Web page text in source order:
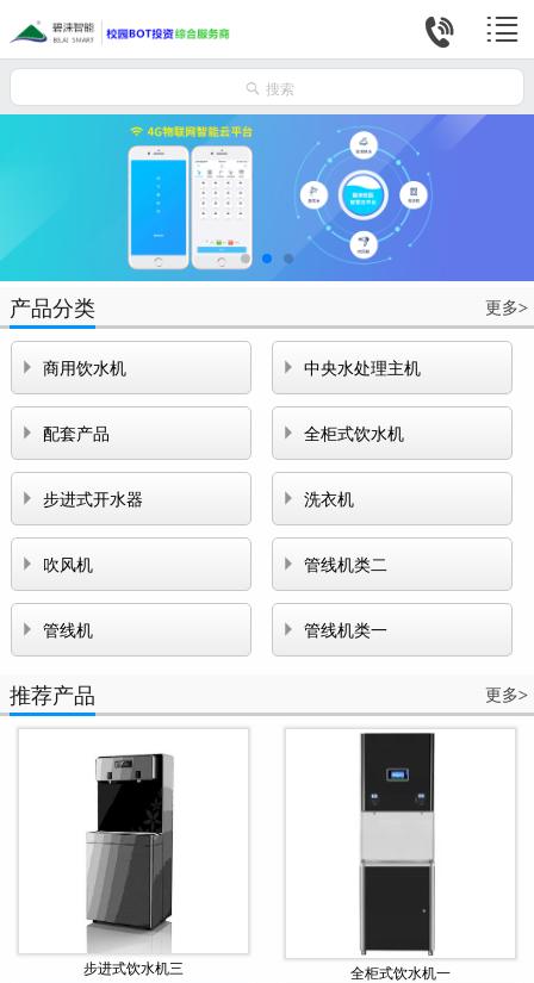


 搜索
产品分类 更多>
 商用饮水机  中央水处理主机
 配套产品  全柜式饮水机
 步进式开水器  洗衣机
 吹风机  管线机类二
 管线机  管线机类一
推荐产品 更多>
步进式饮水机三 全柜式饮水机一